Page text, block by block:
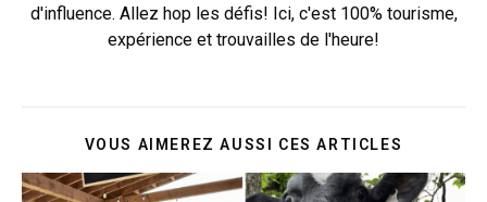
d'influence. Allez hop les défis! Ici, c'est 100% tourisme,
expérience et trouvailles de l'heure!
VOUS AIMEREZ AUSSI CES ARTICLES